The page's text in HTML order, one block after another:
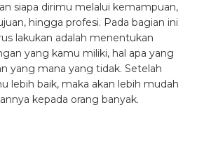
siapa dirimu melalui kemampuan,
hingga profesi. Pada bagian ini
lakukan adalah menentukan
yang kamu miliki, hal apa yang
yang mana yang tidak. Setelah
lebih baik, maka akan lebih mudah
kepada orang banyak.